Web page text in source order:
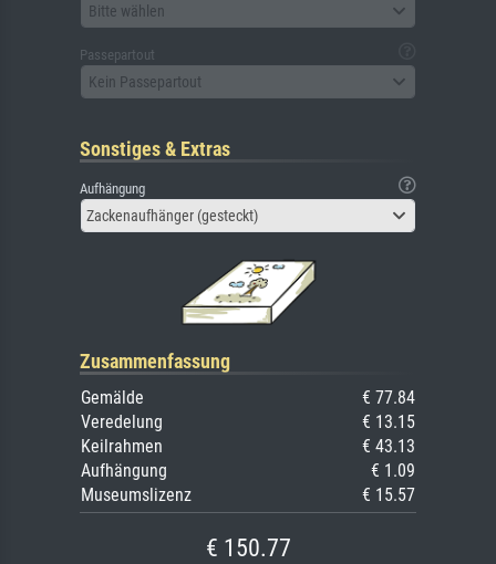
Bitte wählen
Passepartout
Kein Passepartout
Sonstiges & Extras
Aufhängung
Zackenaufhänger (gesteckt)
Zusammenfassung
Gemälde
€ 77.84
Veredelung
€ 13.15
Keilrahmen
€ 43.13
Aufhängung
€ 1.09
Museumslizenz
€ 15.57
€ 150.77